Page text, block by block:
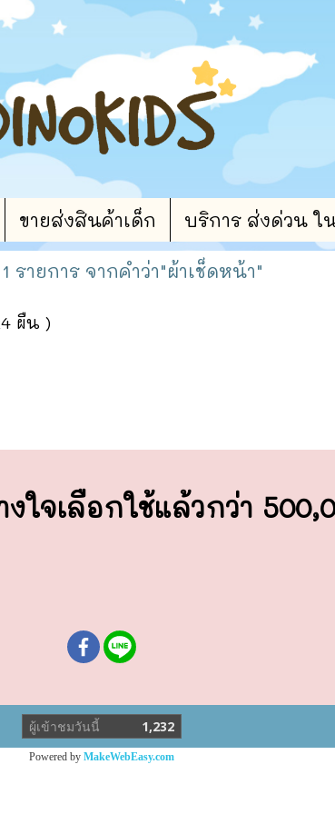
ขายส่งสินค้าเด็ก บริการ ส่งด่วน ใ
รายการ จากคำว่า"ผ้าเช็ดหน้า"
ผืน )
ใจเลือกใช้แล้วกว่า
ผู้เข้าชมวันนี้ 1,232
Powered by MakeWebEasy.com